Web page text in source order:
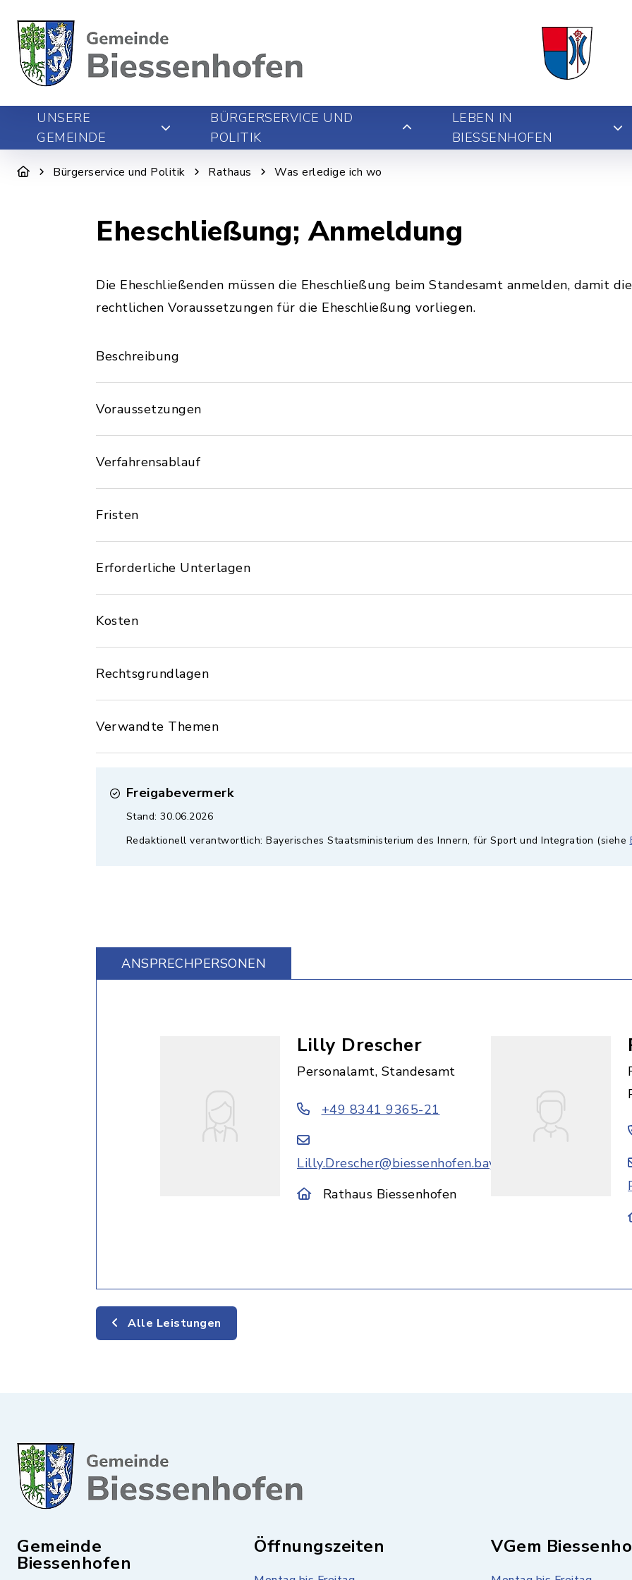
UNSERE
GEMEINDE
BÜRGERSERVICE UND
POLITIK
LEBEN IN
BIESSENHOFEN
Bürgerservice und Politik Rathaus Was erledige ich wo
Eheschließung; Anmeldung
Die Eheschließenden müssen die Eheschließung beim Standesamt anmelden, damit
rechtlichen Voraussetzungen für die Eheschließung vorliegen.
Beschreibung
Voraussetzungen
Verfahrensablauf
Fristen
Erforderliche Unterlagen
Kosten
Rechtsgrundlagen
Verwandte Themen
Freigabevermerk
Stand: 30.06.2026
Redaktionell verantwortlich: Bayerisches Staatsministerium des Innern, für Sport und Integration (siehe
ANSPRECHPERSONEN
Lilly Drescher
Personalamt, Standesamt
+49 8341 9365-21
Lilly.Drescher@biessenhofen.bayern.de
Rathaus Biessenhofen
Alle Leistungen
Gemeinde
Biessenhofen
Öffnungszeiten VGem